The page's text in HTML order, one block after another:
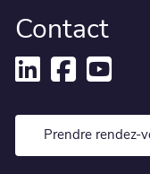
Contact
Prendre rendez-